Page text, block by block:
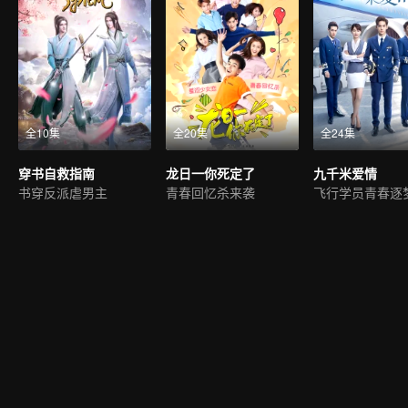
全10集
穿书自救指南
书穿反派虐男主
全20集
龙日一你死定了
青春回忆杀来袭
全24集
九千米爱情
飞行学员青春逐